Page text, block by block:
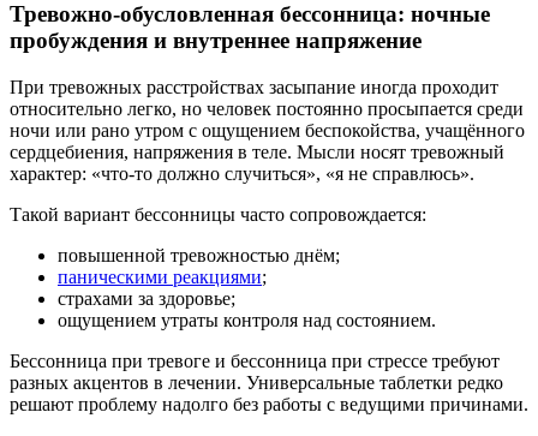
Тревожно-обусловленная бессонница: ночные
пробуждения и внутреннее напряжение
При тревожных расстройствах засыпание иногда проходит
относительно легко, но человек постоянно просыпается среди
ночи или рано утром с ощущением беспокойства, учащённого
сердцебиения, напряжения в теле. Мысли носят тревожный
характер: «что-то должно случиться», «я не справлюсь».
Такой вариант бессонницы часто сопровождается:
повышенной тревожностью днём;
паническими реакциями;
страхами за здоровье;
ощущением утраты контроля над состоянием.
Бессонница при тревоге и бессонница при стрессе требуют
разных акцентов в лечении. Универсальные таблетки редко
решают проблему надолго без работы с ведущими причинами.